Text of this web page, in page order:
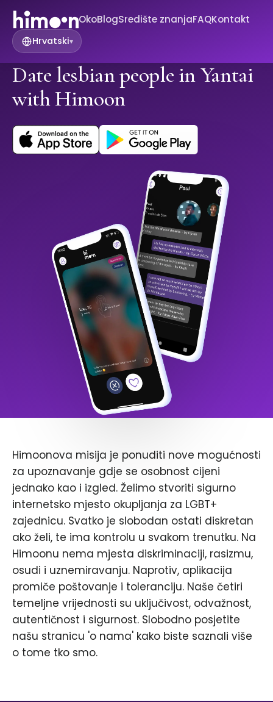
OkoBlogSredište znanjaFAQKontakt
Hrvatski▾
Date lesbian people in Yantai
with Himoon
Himoonova misija je ponuditi nove mogućnosti
za upoznavanje gdje se osobnost cijeni
jednako kao i izgled. Želimo stvoriti sigurno
internetsko mjesto okupljanja za LGBT+
zajednicu. Svatko je slobodan ostati diskretan
ako želi, te ima kontrolu u svakom trenutku. Na
Himoonu nema mjesta diskriminaciji, rasizmu,
osudi i uznemiravanju. Naprotiv, aplikacija
promiče poštovanje i toleranciju. Naše četiri
temeljne vrijednosti su uključivost, odvažnost,
autentičnost i sigurnost. Slobodno posjetite
našu stranicu 'o nama' kako biste saznali više
o tome tko smo.